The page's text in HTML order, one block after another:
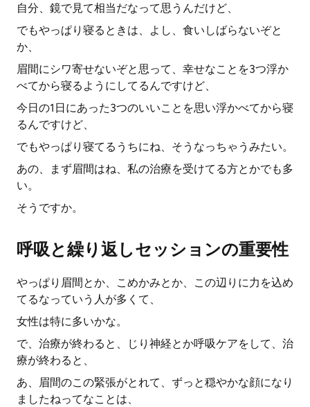
自分、鏡で見て相当だなって思うんだけど、
でもやっぱり寝るときは、よし、食いしばらないぞと
か、
眉間にシワ寄せないぞと思って、幸せなことを3つ浮か
べてから寝るようにしてるんですけど、
今日の1日にあった3つのいいことを思い浮かべてから寝
るんですけど、
でもやっぱり寝てるうちにね、そうなっちゃうみたい。
あの、まず眉間はね、私の治療を受けてる方とかでも多
い。
そうですか。
呼吸と繰り返しセッションの重要性
やっぱり眉間とか、こめかみとか、この辺りに力を込め
てるなっていう人が多くて、
女性は特に多いかな。
で、治療が終わると、じり神経とか呼吸ケアをして、治
療が終わると、
あ、眉間のこの緊張がとれて、ずっと穏やかな顔になり
ましたねってなことは、